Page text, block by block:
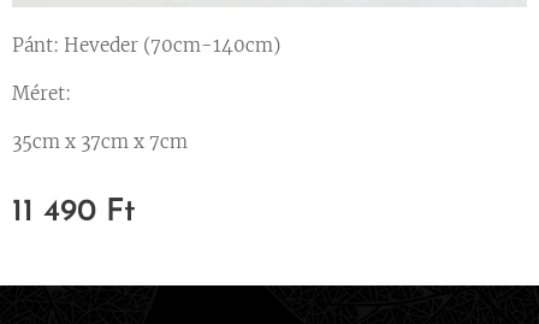
Pánt: Heveder (70cm-140cm)
Méret:
35cm x 37cm x 7cm
11 490 Ft